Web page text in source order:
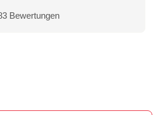
Bewertungen